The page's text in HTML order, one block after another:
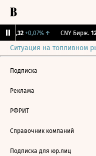
115,32 +0,07%↑ CNY Бирж.
Ситуация на топливном
Подписка
Реклама
РФРИТ
Справочник компаний
Подписка для юр.лиц